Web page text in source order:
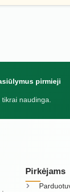
pirmieji
naudinga.
Pirkėjams